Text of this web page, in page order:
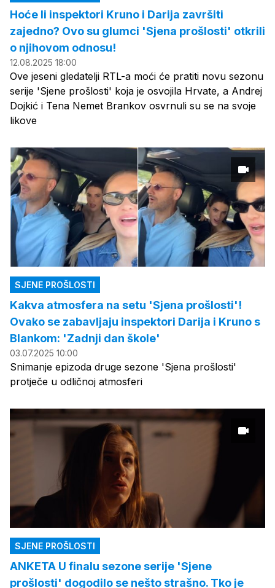
Hoće li inspektori Kruno i Darija završiti
zajedno? Ovo su glumci 'Sjena prošlosti' otkrili
o njihovom odnosu!
12.08.2025 18:00
Ove jeseni gledatelji RTL-a moći će pratiti novu sezonu
serije 'Sjene prošlosti' koja je osvojila Hrvate, a Andrej
Dojkić i Tena Nemet Brankov osvrnuli su se na svoje
likove
SJENE PROŠLOSTI
Kakva atmosfera na setu 'Sjena prošlosti'!
Ovako se zabavljaju inspektori Darija i Kruno s
Blankom: 'Zadnji dan škole'
03.07.2025 10:00
Snimanje epizoda druge sezone 'Sjena prošlosti'
protječe u odličnoj atmosferi
SJENE PROŠLOSTI
ANKETA U finalu sezone serije 'Sjene
prošlosti' dogodilo se nešto strašno. Tko je